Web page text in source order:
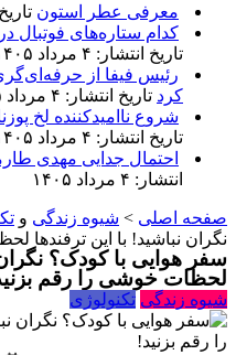
معرفی عطر استون تاریخ
کدام ستاره‌های فوتبال
تاریخ انتشار: ۴ مرداد ۱۴۰۵
رئیس فیفا از
کرد تاریخ انتشار: ۴ مرداد ۱۴۰۵
شروع ناامیدکننده لخ
تاریخ انتشار: ۴ مرداد ۱۴۰۵
احتمال جدایی مهدی
انتشار: ۴ مرداد ۱۴۰۵
صفحه اصلی > شیوه زندگی و
نگران نباشید! با این ترفندها
سفر هوایی با کودک؟ نگران
لحظات خوشی را رقم
شیوه زندگی تکنولوژی